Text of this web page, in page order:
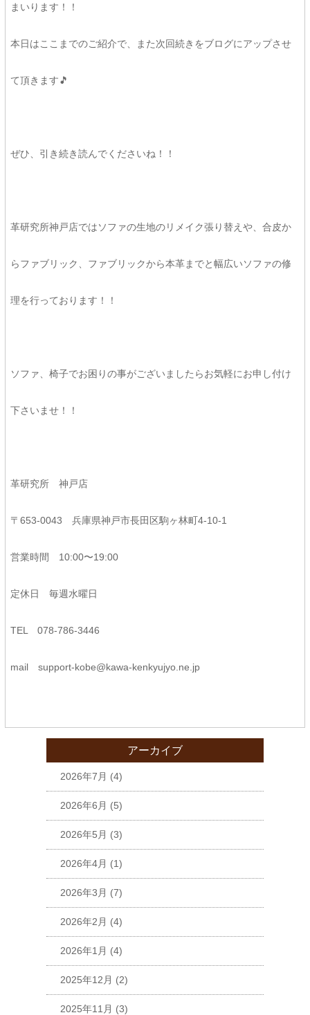
まいります！！
本日はここまでのご紹介で、また次回続きをブログにアップさせ
て頂きます🎵
ぜひ、引き続き読んでくださいね！！
革研究所神戸店ではソファの生地のリメイク張り替えや、合皮か
らファブリック、ファブリックから本革までと幅広いソファの修
理を行っております！！
ソファ、椅子でお困りの事がございましたらお気軽にお申し付け
下さいませ！！
革研究所 神戸店
〒653-0043 兵庫県神戸市長田区駒ヶ林町4-10-1
営業時間 10:00〜19:00
定休日 毎週水曜日
TEL 078-786-3446
mail support-kobe@kawa-kenkyujyo.ne.jp
アーカイブ
2026年7月 (4)
2026年6月 (5)
2026年5月 (3)
2026年4月 (1)
2026年3月 (7)
2026年2月 (4)
2026年1月 (4)
2025年12月 (2)
2025年11月 (3)